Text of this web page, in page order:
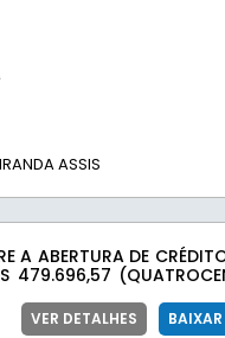
ASSIS
A ABERTURA DE
479.696,57
E DÁ OUTRAS
VER DETALHES BAIXAR